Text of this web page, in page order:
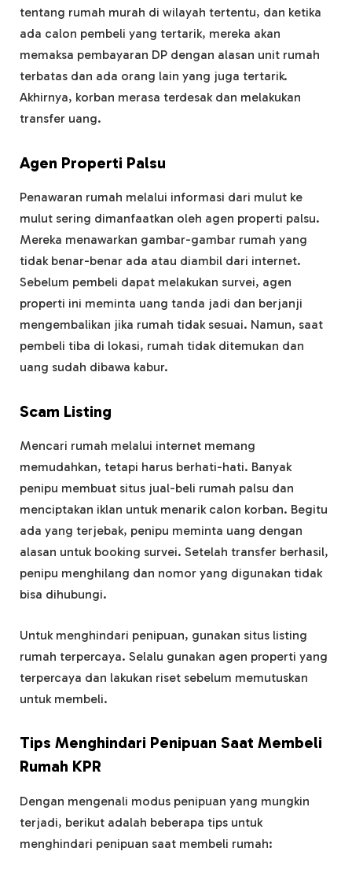
tentang rumah murah di wilayah tertentu, dan ketika
ada calon pembeli yang tertarik, mereka akan
memaksa pembayaran DP dengan alasan unit rumah
terbatas dan ada orang lain yang juga tertarik.
Akhirnya, korban merasa terdesak dan melakukan
transfer uang.
Agen Properti Palsu
Penawaran rumah melalui informasi dari mulut ke
mulut sering dimanfaatkan oleh agen properti palsu.
Mereka menawarkan gambar-gambar rumah yang
tidak benar-benar ada atau diambil dari internet.
Sebelum pembeli dapat melakukan survei, agen
properti ini meminta uang tanda jadi dan berjanji
mengembalikan jika rumah tidak sesuai. Namun, saat
pembeli tiba di lokasi, rumah tidak ditemukan dan
uang sudah dibawa kabur.
Scam Listing
Mencari rumah melalui internet memang
memudahkan, tetapi harus berhati-hati. Banyak
penipu membuat situs jual-beli rumah palsu dan
menciptakan iklan untuk menarik calon korban. Begitu
ada yang terjebak, penipu meminta uang dengan
alasan untuk booking survei. Setelah transfer berhasil,
penipu menghilang dan nomor yang digunakan tidak
bisa dihubungi.
Untuk menghindari penipuan, gunakan situs listing
rumah terpercaya. Selalu gunakan agen properti yang
terpercaya dan lakukan riset sebelum memutuskan
untuk membeli.
Tips Menghindari Penipuan Saat Membeli
Rumah KPR
Dengan mengenali modus penipuan yang mungkin
terjadi, berikut adalah beberapa tips untuk
menghindari penipuan saat membeli rumah: